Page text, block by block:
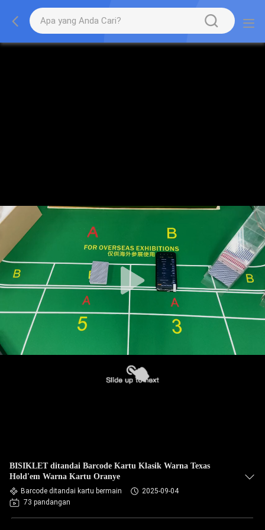
BISIKLET ditandai Barcode Kartu Klasik Warna Texas
Hold'em Warna Kartu Oranye
Barcode ditandai kartu bermain
2025-09-04
73 pandangan